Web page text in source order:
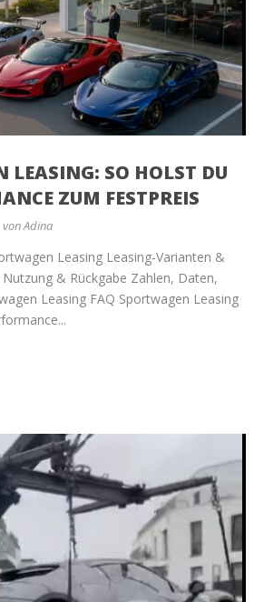
LEASING: SO HOLST DU
ZUM FESTPREIS
vonAdina
Leasing Leasing-Varianten &
& Rückgabe Zahlen, Daten,
Leasing FAQ Sportwagen Leasing